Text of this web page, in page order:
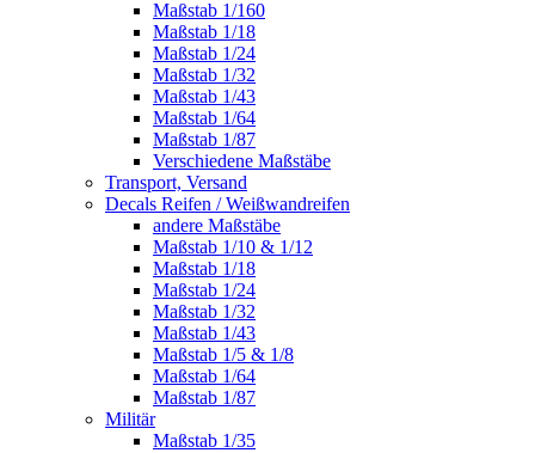
Maßstab 1/160
Maßstab 1/18
Maßstab 1/24
Maßstab 1/32
Maßstab 1/43
Maßstab 1/64
Maßstab 1/87
Verschiedene Maßstäbe
Transport, Versand
Decals Reifen / Weißwandreifen
andere Maßstäbe
Maßstab 1/10 & 1/12
Maßstab 1/18
Maßstab 1/24
Maßstab 1/32
Maßstab 1/43
Maßstab 1/5 & 1/8
Maßstab 1/64
Maßstab 1/87
Militär
Maßstab 1/35